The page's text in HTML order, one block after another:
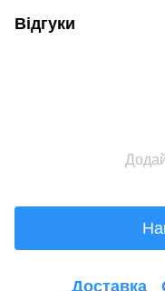
Відгуки
Доставка